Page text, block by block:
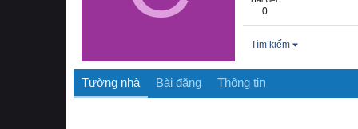
0
Tìm kiếm
Tường nhà Bài đăng Thông tin